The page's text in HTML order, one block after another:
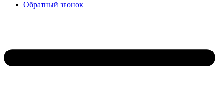
Обратный звонок